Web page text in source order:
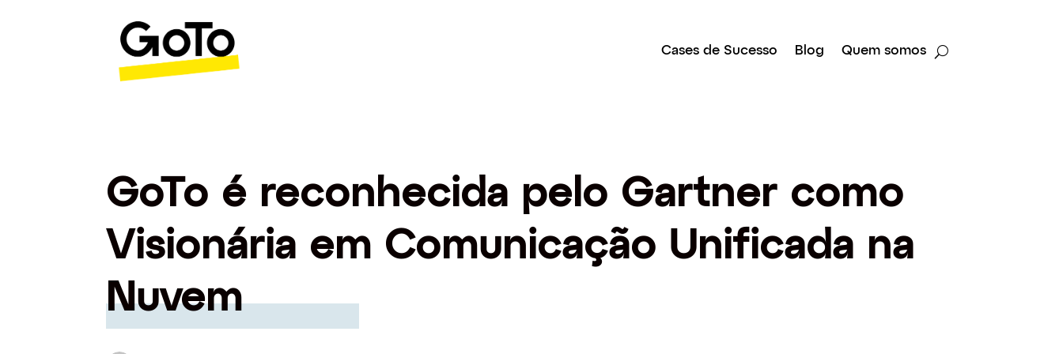
Cases de Sucesso Blog Quem somos
GoTo é reconhecida pelo Gartner como
Visionária em Comunicação Unificada na
Nuvem